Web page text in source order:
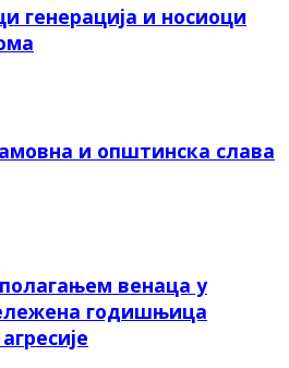
генерација и носиоци
и општинска слава
венаца у
годишњица